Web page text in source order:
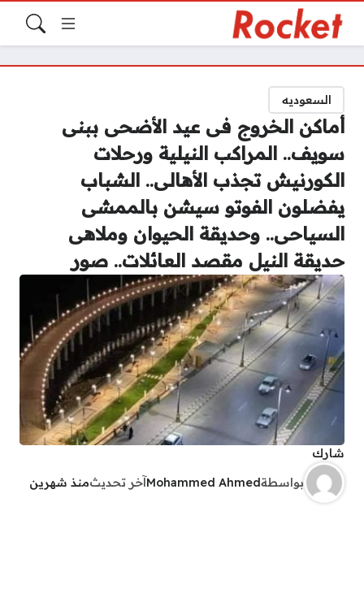
السعوديه
أماكن الخروج فى عيد الأضحى ببنى
سويف.. المراكب النيلية ورحلات
الكورنيش تجذب الأهالى.. الشباب
يفضلون الفوتو سيشن بالممشى
السياحى.. وحديقة الحيوان وملاهى
حديقة النيل مقصد العائلات.. صور
شارك
بواسطةMohammed Ahmedآخر تحديثمنذ شهرين